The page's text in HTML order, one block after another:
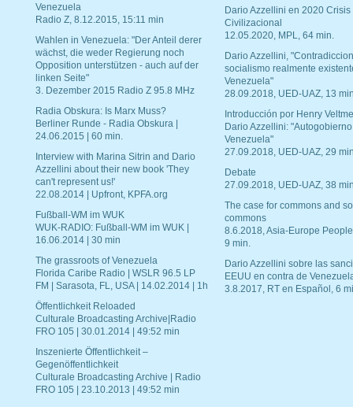
Venezuela
Radio Z, 8.12.2015, 15:11 min
Wahlen in Venezuela: "Der Anteil derer
wächst, die weder Regierung noch
Opposition unterstützen - auch auf der
linken Seite"
3. Dezember 2015 Radio Z 95.8 MHz
Radia Obskura: Is Marx Muss?
Berliner Runde - Radia Obskura |
24.06.2015 | 60 min.
Interview with Marina Sitrin and Dario
Azzellini about their new book 'They
can't represent us!'
22.08.2014 | Upfront, KPFA.org
Fußball-WM im WUK
WUK-RADIO: Fußball-WM im WUK |
16.06.2014 | 30 min
The grassroots of Venezuela
Florida Caribe Radio | WSLR 96.5 LP
FM | Sarasota, FL, USA | 14.02.2014 | 1h
Öffentlichkeit Reloaded
Culturale Broadcasting Archive|Radio
FRO 105 | 30.01.2014 | 49:52 min
Inszenierte Öffentlichkeit –
Gegenöffentlichkeit
Culturale Broadcasting Archive | Radio
FRO 105 | 23.10.2013 | 49:52 min
Dario Azzellini en 2020 Crisis
Civilizacional
12.05.2020, MPL, 64 min.
Dario Azzellini,
socialismo realmente
Venezuela"
28.09.2018, UED-UAZ, 13
Introducción por Henry
Dario Azzellini:
Venezuela"
27.09.2018, UED-UAZ, 29
Debate
27.09.2018, UED-UAZ, 38
The case for commons and
commons
8.6.2018, Asia-Europe
9 min.
Dario Azzellini sobre las
EEUU en contra de
3.8.2017, RT en Español, 6